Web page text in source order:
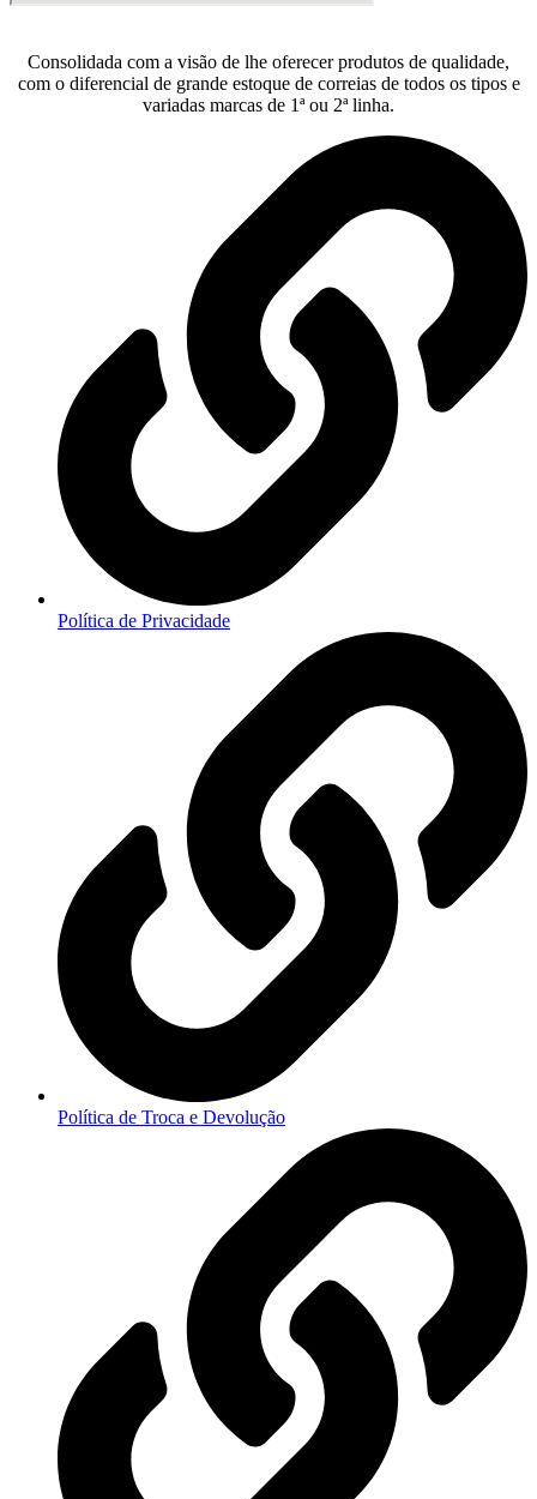
Consolidada com a visão de lhe oferecer produtos de qualidade,
com o diferencial de grande estoque de correias de todos os tipos e
variadas marcas de 1ª ou 2ª linha.
Política de Privacidade
Política de Troca e Devolução